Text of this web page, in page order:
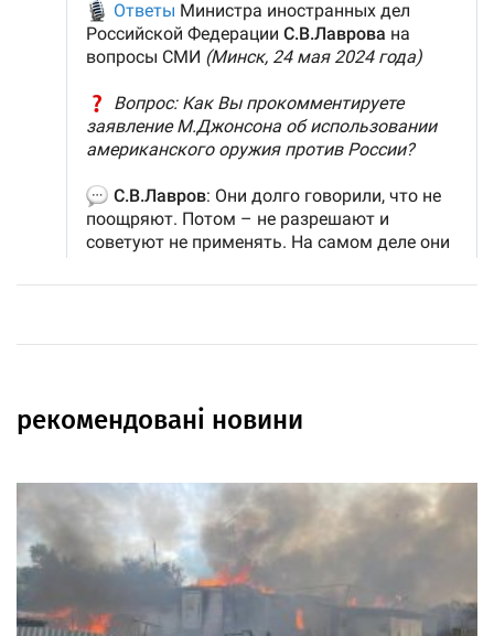
рекомендовані новини